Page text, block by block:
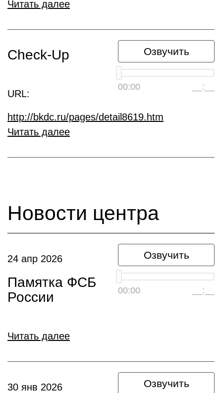
Читать далее
Озвучить
00:00 __:__
Check-Up
URL:
http://bkdc.ru/pages/detail8619.htm
Читать далее
Новости центра
Озвучить
00:00 __:__
24 апр 2026
Памятка ФСБ
России
Читать далее
Озвучить
30 янв 2026